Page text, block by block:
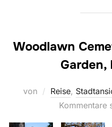
Woodlawn
Garden,
von Reise,
Kommentare